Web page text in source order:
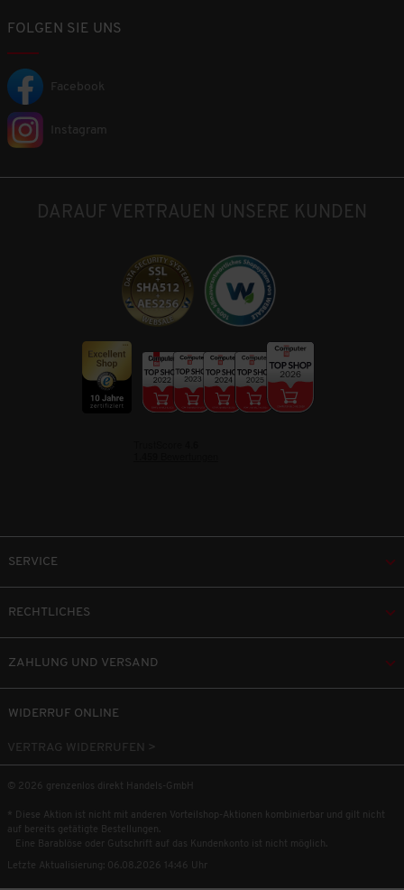
FOLGEN SIE UNS
Facebook
Instagram
DARAUF VERTRAUEN UNSERE KUNDEN
SERVICE
RECHTLICHES
ZAHLUNG UND VERSAND
WIDERRUF ONLINE
VERTRAG WIDERRUFEN >
© 2026 grenzenlos direkt Handels-GmbH
* Diese Aktion ist nicht mit anderen Vorteilshop-Aktionen kombinierbar und gilt nicht
auf bereits getätigte Bestellungen.
Eine Barablöse oder Gutschrift auf das Kundenkonto ist nicht möglich.
Letzte Aktualisierung: 06.08.2026 14:46 Uhr